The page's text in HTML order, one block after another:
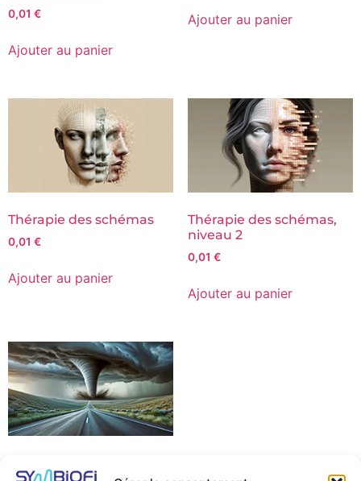
0,01 €
Ajouter au panier
Ajouter au panier
Thérapie des schémas
0,01 €
Ajouter au panier
Thérapie des schémas,
niveau 2
0,01 €
Ajouter au panier